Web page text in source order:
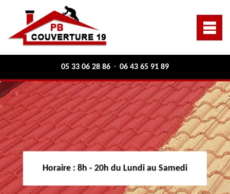
05 33 06 28 86 - 06 43 65 91 89
Horaire : 8h - 20h du Lundi au Samedi